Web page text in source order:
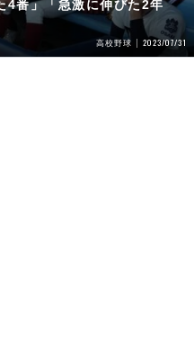
4番」「急激に伸びた2年
高校野球 2023/07/31